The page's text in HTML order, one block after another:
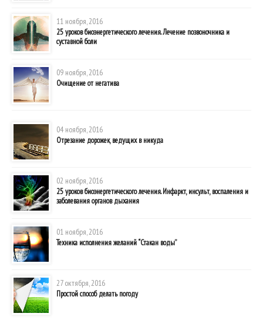
11 ноября, 2016
25 уроков биоэнергетического лечения. Лечение позвоночника и
суставной боли
09 ноября, 2016
Очищение от негатива
04 ноября, 2016
Отрезание дорожек, ведущих в никуда
02 ноября, 2016
25 уроков биоэнергетического лечения. Инфаркт, инсульт, воспаления и
заболевания органов дыхания
01 ноября, 2016
Техника исполнения желаний “Стакан воды”
27 октября, 2016
Простой способ делать погоду